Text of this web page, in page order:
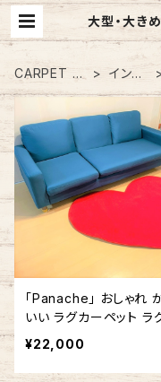
大型・大き
/ アメリカ
CARPET &
RUG
インテ
リア
「Panache」 おしゃれ
いい ラグカーペット ラ
ット ハート型 ハートマ
赤 #357 140cm x
¥22,000